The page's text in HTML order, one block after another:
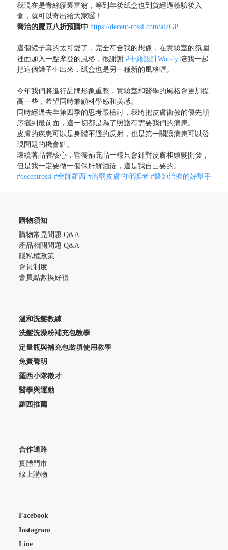
我現在是青絲膠囊富翁，等到年後紙盒也到貨經過檢驗後入
盒，就可以寄出給大家囉！
喬治的魔豆八折預購中 https://decent-rossi.com/al7GP
這個罐子真的太可愛了，完全符合我的想像，在實驗室的氛圍
裡面加入一點摩登的風格，很謝謝 #十緒設計Woody陪我一起
把這個罐子生出來，紙盒也是另一種新的風格喔。
今年我們將進行品牌形象重整，實驗室和醫學的風格會更加提
高一些，希望同時兼顧科學感和美感。
同時經過去年第四季的思考跟檢討，我將把皮膚衛教的優先順
序擺到最前面，這一切都是為了照護有需要我們的病患。
皮膚的疾患可以是身體不適的反射，也是第一關讓病患可以發
現問題的機會點。
環繞著品牌核心，營養補充品一樣只會針對皮膚和頭髮開發，
但是我一定要做一個保肝解酒錠，這是我自己要的。
#decentrossi #藥師羅西 #脆弱皮膚的守護者 #醫師治療的好幫手
購物須知
購物常見問題 Q&A
產品相關問題 Q&A
隱私權政策
會員制度
會員點數換好禮
溫和洗髮教練
洗髮洗澡粉補充包教學
定量瓶與補充包裝填使用教學
免責聲明
羅西小隊徵才
醫學與運動
羅西推薦
合作通路
實體門市
線上購物
Facebook
Instagram
Line